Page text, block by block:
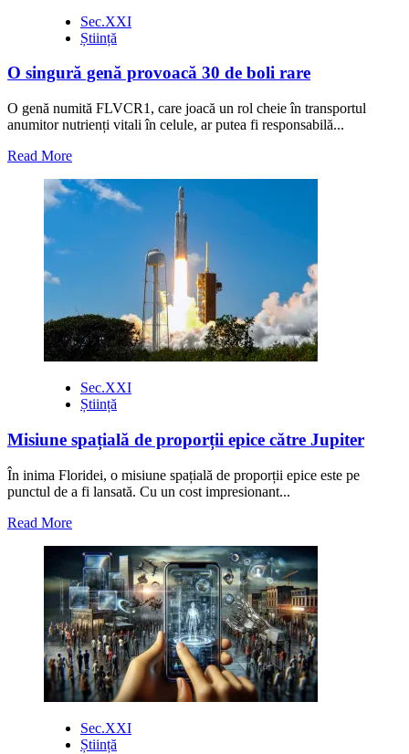
de
ani
Sec.XXI
Știință
O singură genă provoacă 30 de boli rare
O genă numită FLVCR1, care joacă un rol cheie în transportul
anumitor nutrienți vitali în celule, ar putea fi responsabilă...
Read MoreRead
about
O
rare
Sec.XXI
Știință
Misiune spațială de proporții epice către Jupiter
În inima Floridei, o misiune spațială de proporții epice este pe
punctul de a fi lansată. Cu un cost impresionant...
Read MoreRead
about
Misiune
spațială
de
proporții
epice
către
Jupiter
Sec.XXI
Știință